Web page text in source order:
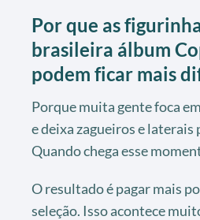
Por que as
brasileira álbum
podem ficar mais
Porque muita gente foca
e deixa zagueiros e laterais
Quando chega esse
O resultado é pagar mais
seleção. Isso acontece